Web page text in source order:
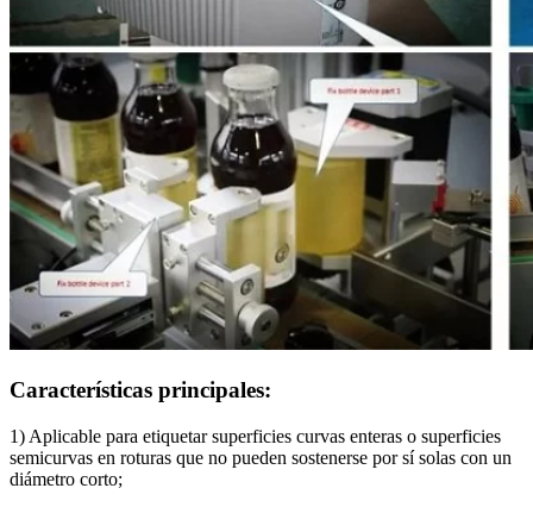
Características principales:
1) Aplicable para etiquetar superficies curvas enteras o superficies
semicurvas en roturas que no pueden sostenerse por sí solas con un
diámetro corto;